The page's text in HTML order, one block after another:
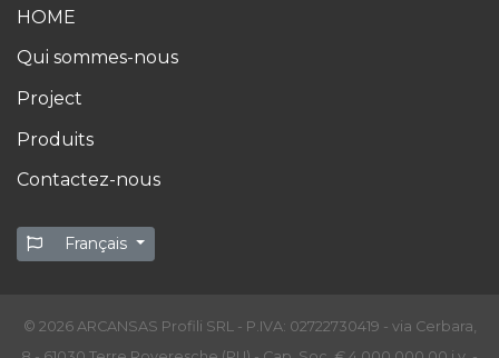
HOME
Qui sommes-nous
Project
Produits
Contactez-nous
Français
© 2026 ARCANSAS Profili SRL - P.IVA: 02722730419 - via Cerbara,